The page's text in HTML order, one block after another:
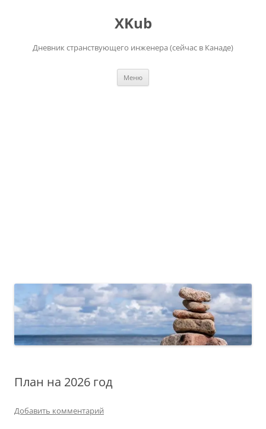
XKub
Дневник странствующего инженера (сейчас в Канаде)
Меню
План на 2026 год
Добавить комментарий